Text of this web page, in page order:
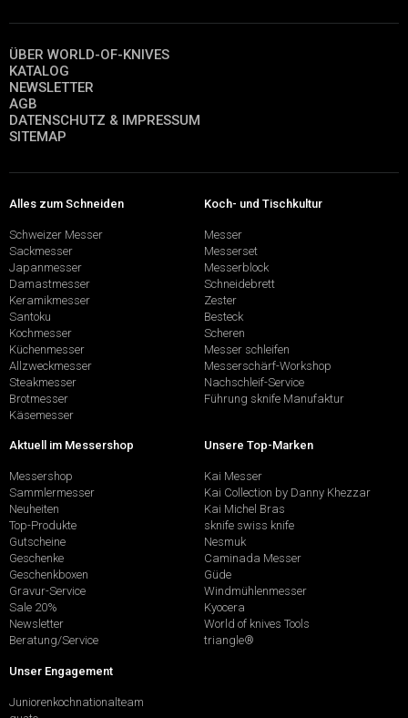
ÜBER WORLD-OF-KNIVES
KATALOG
NEWSLETTER
AGB
DATENSCHUTZ & IMPRESSUM
SITEMAP
Alles zum Schneiden
Schweizer Messer
Sackmesser
Japanmesser
Damastmesser
Keramikmesser
Santoku
Kochmesser
Küchenmesser
Allzweckmesser
Steakmesser
Brotmesser
Käsemesser
Koch- und Tischkultur
Messer
Messerset
Messerblock
Schneidebrett
Zester
Besteck
Scheren
Messer schleifen
Messerschärf-Workshop
Nachschleif-Service
Führung sknife Manufaktur
Aktuell im Messershop
Messershop
Sammlermesser
Neuheiten
Top-Produkte
Gutscheine
Geschenke
Geschenkboxen
Gravur-Service
Sale 20%
Newsletter
Beratung/Service
Unsere Top-Marken
Kai Messer
Kai Collection by Danny Khezzar
Kai Michel Bras
sknife swiss knife
Nesmuk
Caminada Messer
Güde
Windmühlenmesser
Kyocera
World of knives Tools
triangle®
Unser Engagement
Juniorenkochnationalteam